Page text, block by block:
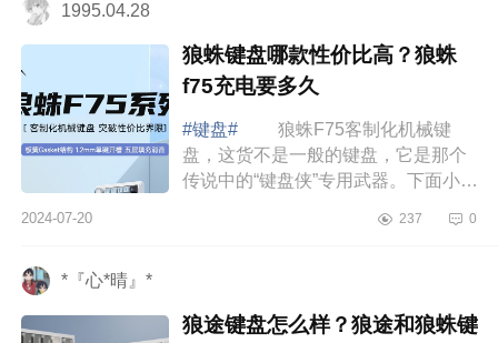
1995.04.28
狼蛛键盘哪款性价比高？狼蛛
f75充电要多久
#键盘#
狼蛛F75客制化机械键
盘，这货不是一般的键盘，它是那个
传说中的“键盘侠”专用武器。下面小编
高？狼蛛f75充电要多久 狼蛛键盘
2024-07-20 237 0
*『心*晴』*
狼途键盘怎么样？狼途和狼蛛键